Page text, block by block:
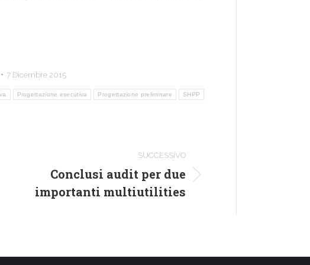
7 Dicembre 2015
Progettazione esecutiva Progettazione preliminare SHPP
SUCCESSIVO
Conclusi audit per due
importanti multiutilities